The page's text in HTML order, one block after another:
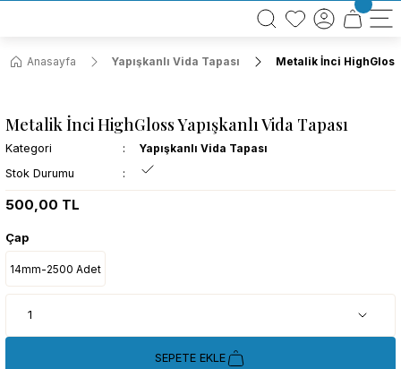
BÜTÜN ALIŞVERİŞLERİNİZDE KARGO BEDAVA!
TÜRKİYE GENELİNDE 10.000 MÜŞTERİ REFERANSI
Anasayfa
Yapışkanlı Vida Tapası Metalik İnci HighGloss
Metalik İnci HighGloss Yapışkanlı Vida Tapası
Kategori
Yapışkanlı Vida Tapası
Stok Durumu
500,00 TL
Çap
14mm-2500 Adet
SEPETE EKLE